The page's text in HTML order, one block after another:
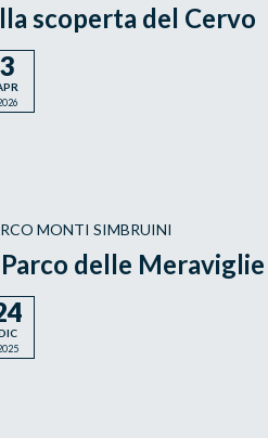
scoperta del Cervo
3
MONTI SIMBRUINI
delle